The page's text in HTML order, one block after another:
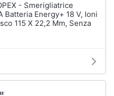
- Smerigliatrice
Batteria Energy+ 18 V, Ioni
115 X 22,2 Mm, Senza